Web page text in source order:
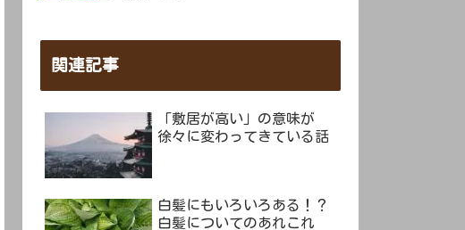
関連記事
「敷居が高い」の意味が
徐々に変わってきている話
白髪にもいろいろある！？
白髪についてのあれこれ